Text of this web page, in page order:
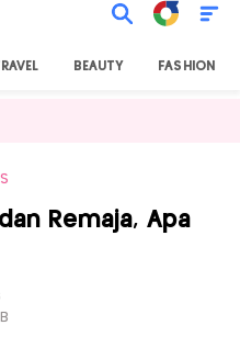
BEAUTY FASHION
Remaja, Apa